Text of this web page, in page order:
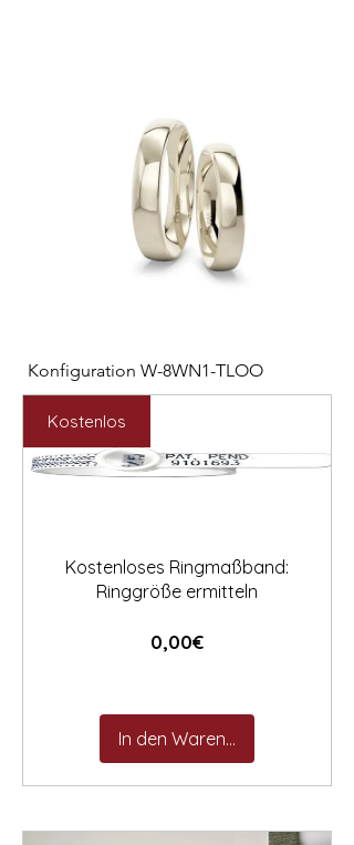
Konfiguration W-8WN1-TLOO
Preis
2.547,00 €
Preis
Kostenlos
Kostenloses Ringmaßband:
Ringgröße ermitteln
0,00€Preis
In den Warenkorb